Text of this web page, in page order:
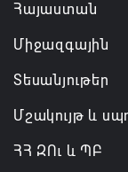
Հայաստան
Միջազգային
Տեսանյութեր
Մշակույթ և
ՀՀ ԶՈւ և ՊԲ